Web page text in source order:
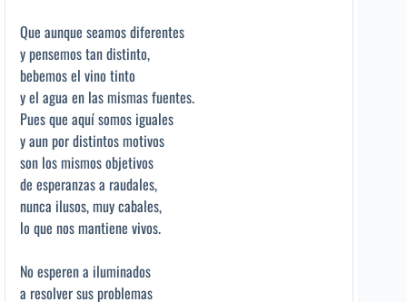
Que aunque seamos diferentes
y pensemos tan distinto,
bebemos el vino tinto
y el agua en las mismas fuentes.
Pues que aquí somos iguales
y aun por distintos motivos
son los mismos objetivos
de esperanzas a raudales,
nunca ilusos, muy cabales,
lo que nos mantiene vivos.
No esperen a iluminados
a resolver sus problemas